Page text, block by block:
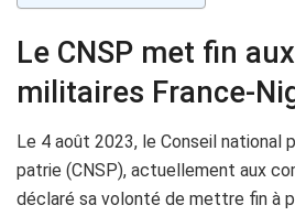
Le CNSP met fin
militaires France-
Le 4 août 2023, le Conseil national
patrie (CNSP), actuellement aux
déclaré sa volonté de mettre fin à